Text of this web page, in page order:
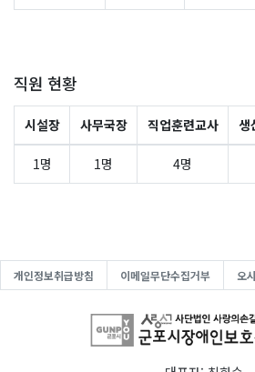
직원 현황
시설장 사무국장 직업훈련교사 생
1명 1명 4명
개인정보취급방침 이메일무단수집거부 오